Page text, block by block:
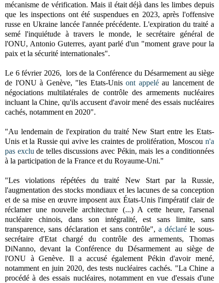
mécanisme de vérification. Mais il était déjà dans les limbes depuis
que les inspections ont été suspendues en 2023, après l'offensive
russe en Ukraine lancée l'année précédente.L'expiration du traité a
semé l'inquiétude à travers le monde, le secrétaire général de
l'ONU, Antonio Guterres, ayant parlé d'un "moment grave pour la
paix et la sécurité internationales".
Le 6 février 2026, lors de la Conférence du Désarmement au siège
de l'ONU à Genève, "les Etats-Unis ont appeléau lancement de
négociations multilatérales de contrôle des armements nucléaires
incluant la Chine, qu'ils accusent d'avoir mené des essais nucléaires
cachés, notamment en 2020".
"Au lendemain de l'expiration du traité New Start entre les Etats-
Unis et la Russie qui avive les craintes de prolifération, Moscou n'a
pas exclude telles discussions avec Pékin, mais les a conditionnées
à la participation de la France et du Royaume-Uni."
"Les violations répétées du traité New Start par la Russie,
l'augmentation des stocks mondiaux et les lacunes de sa conception
et de sa mise en œuvre imposent aux États-Unis l'impératif clair de
réclamer une nouvelle architecture (...) A cette heure, l'arsenal
nucléaire chinois, dans son intégralité, est sans limite, sans
transparence, sans déclaration et sans contrôle",a déclaré le sous-
secrétaire d'Etat chargé du contrôle des armements, Thomas
DiNanno, devant la Conférence du Désarmement au siège de
l'ONU à Genève. Il a accusé également Pékin d'avoir mené,
notamment en juin 2020, des tests nucléaires cachés. "La Chine a
procédé à des essais nucléaires, notamment en vue d'essais d'une